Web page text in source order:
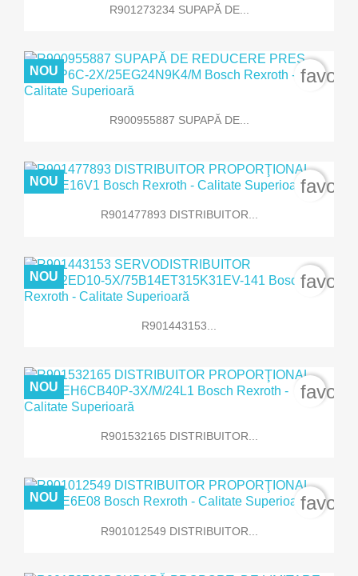
R901273234 SUPAPĂ DE...
R900955887 SUPAPĂ DE...
NOU
R901477893 DISTRIBUITOR...
NOU
R901443153...
NOU
R901532165 DISTRIBUITOR...
NOU
R901012549 DISTRIBUITOR...
NOU